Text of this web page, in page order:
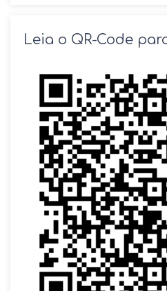
Leia o QR-Code